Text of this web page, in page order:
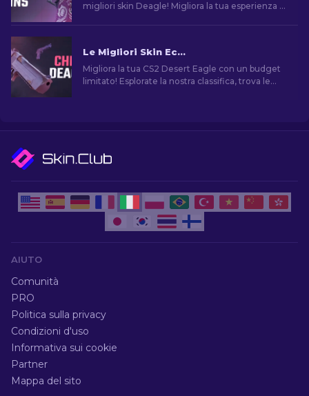
migliori skin Deagle! Migliora la tua esperienza di
Le Migliori Skin Economiche per Desert Eagle di CS2
Migliora la tua CS2 Desert Eagle con un budget
limitato! Esplorate la nostra classifica, trova le
AIUTO
Comunità
PRO
Politica sulla privacy
Condizioni d'uso
Informativa sui cookie
Partner
Mappa del sito